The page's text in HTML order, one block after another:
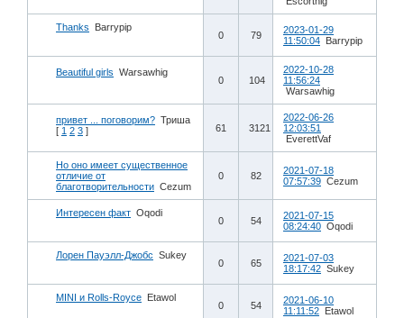
Thanks Barrypip
0 79
2023-01-29
11:50:04 Barrypip
Beautiful girls Warsawhig
0 104
2022-10-28
11:56:24
Warsawhig
привет ... поговорим? Триша
[ 1 2 3 ] 61 3121
2022-06-26
12:03:51
EverettVaf
Но оно имеет существенное
отличие от
благотворительности Cezum
0 82
2021-07-18
07:57:39 Cezum
Интересен факт Oqodi
0 54
2021-07-15
08:24:40 Oqodi
Лорен Пауэлл-Джобс Sukey
0 65
2021-07-03
18:17:42 Sukey
MINI и Rolls-Royce Etawol
0 54
2021-06-10
11:11:52 Etawol